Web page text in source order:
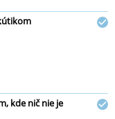
kde nič nie je